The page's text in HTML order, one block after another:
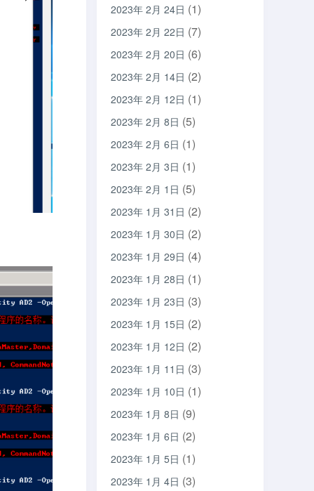
2023年 2月 24日 (1)
2023年 2月 22日 (7)
2023年 2月 20日 (6)
2023年 2月 14日 (2)
2023年 2月 12日 (1)
2023年 2月 8日 (5)
2023年 2月 6日 (1)
2023年 2月 3日 (1)
2023年 2月 1日 (5)
2023年 1月 31日 (2)
2023年 1月 30日 (2)
2023年 1月 29日 (4)
2023年 1月 28日 (1)
2023年 1月 23日 (3)
2023年 1月 15日 (2)
2023年 1月 12日 (2)
2023年 1月 11日 (3)
2023年 1月 10日 (1)
2023年 1月 8日 (9)
2023年 1月 6日 (2)
2023年 1月 5日 (1)
2023年 1月 4日 (3)